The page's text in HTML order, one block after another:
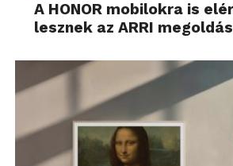
A HONOR mobilokra is
lesznek az ARRI